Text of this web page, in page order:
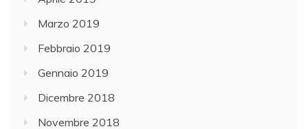
Marzo 2019
Febbraio 2019
Gennaio 2019
Dicembre 2018
Novembre 2018